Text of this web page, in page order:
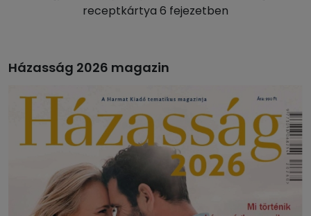
receptkártya 6 fejezetben
Házasság 2026 magazin